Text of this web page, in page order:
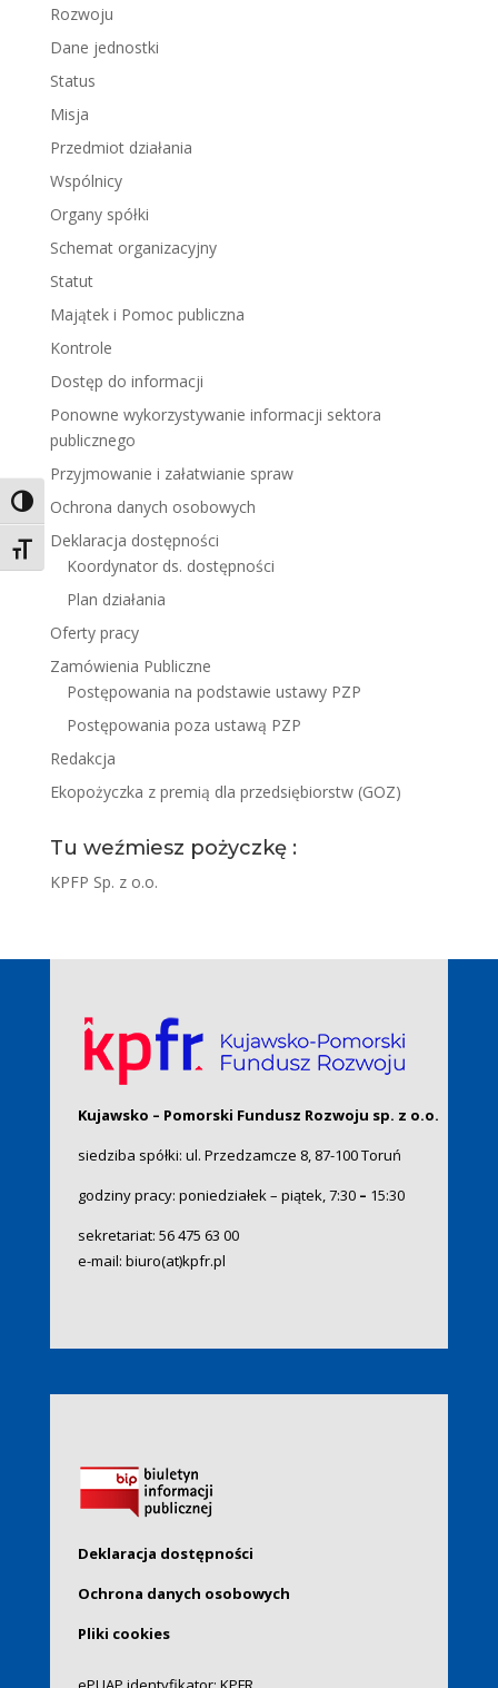
Toggle High Contrast
Toggle Font size
Rozwoju
Dane jednostki
Status
Misja
Przedmiot działania
Wspólnicy
Organy spółki
Schemat organizacyjny
Statut
Majątek i Pomoc publiczna
Kontrole
Dostęp do informacji
Ponowne wykorzystywanie informacji sektora
publicznego
Przyjmowanie i załatwianie spraw
Ochrona danych osobowych
Deklaracja dostępności
Koordynator ds. dostępności
Plan działania
Oferty pracy
Zamówienia Publiczne
Postępowania na podstawie ustawy PZP
Postępowania poza ustawą PZP
Redakcja
Ekopożyczka z premią dla przedsiębiorstw (GOZ)
Tu weźmiesz pożyczkę :
KPFP Sp. z o.o.
Kujawsko – Pomorski Fundusz Rozwoju sp. z o.o.
siedziba spółki: ul. Przedzamcze 8, 87-100 Toruń
godziny pracy: poniedziałek – piątek, 7:30– 15:30
sekretariat: 56 475 63 00
e-mail: biuro(at)kpfr.pl
Deklaracja dostępności
Ochrona danych osobowych
Pliki cookies